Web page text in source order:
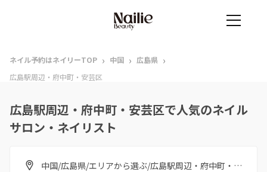
ネイル予約はネイリーTOP › 中国 › 広島県 ›
広島駅周辺・府中町・安芸区
広島駅周辺・府中町・安芸区で人気のネイル
サロン・ネイリスト
中国/広島県/エリアから選ぶ/広島駅周辺・府中町・安芸区